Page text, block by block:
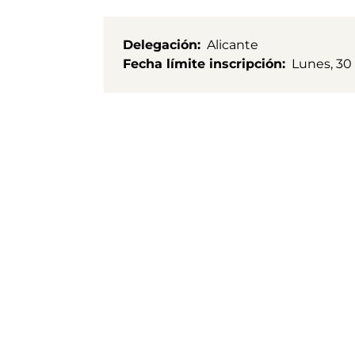
Delegación
Alicante
Fecha límite inscripción
Lunes,